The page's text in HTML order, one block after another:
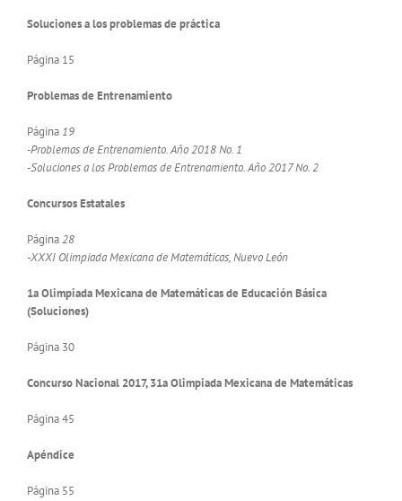
Soluciones a los problemas de práctica
Página 15
Problemas de Entrenamiento
Página 19
-Problemas de Entrenamiento. Año 2018 No. 1
-Soluciones a los Problemas de Entrenamiento. Año 2017 No. 2
Concursos Estatales
Página28
-XXXI Olimpiada Mexicana de Matemáticas, Nuevo León
1a Olimpiada Mexicana de Matemáticas de Educación Básica
(Soluciones)
Página 30
Concurso Nacional 2017, 31a Olimpiada Mexicana de Matemáticas
Página 45
Apéndice
Página 55